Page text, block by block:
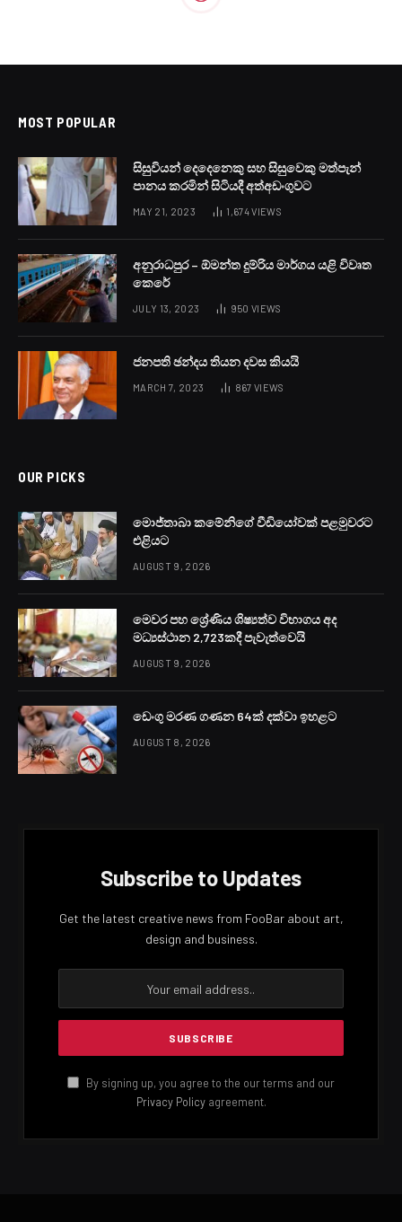
ඉදිරි පැය කිහිපය ගැන
නිවේදනයක්
BYLANKA24X7 MAY 7, 2023 NO COMMENTS 1 MIN READ
අද (07) රාත්‍රී 8.30 දක්වා වලංගු වන තද වැසි පිළිබඳ
අවවාදාත්මක නිවේදනයක් කාලගුණවිද්‍යා
දෙපාර්තමේන්තුවෙන් නිකුත් කර තිබේ.
ශ්‍රී ලංකාව ආශ්‍රිතව වායුගෝලයේ පවතින කැලඹිලි ස්වභාවය
හේතුවෙන් දිවයින පුරා බොහෝ ස්ථානවල පවතින වැසිබර
තත්ත්වය තවදුරටත් බලාපොරොත්තු වේ.
කාලගුණවිද්‍යා දෙපාර්තමේන්තුව සඳහන් කළේ බස්නාහිර,
සබරගමුව, දකුණ, මධ්‍යම සහ වයඹ පළාත්වල ඇතැම්
ස්ථානවලට මි.මී 75ට වැඩි තරමක තද වැසි ඇති විය හැකි
කොවිඩ් මරණ 3ක්
ණය ප්‍රතිව්‍යුහගත කිරීමට
ජපානයේ සහාය
LANKA24X7